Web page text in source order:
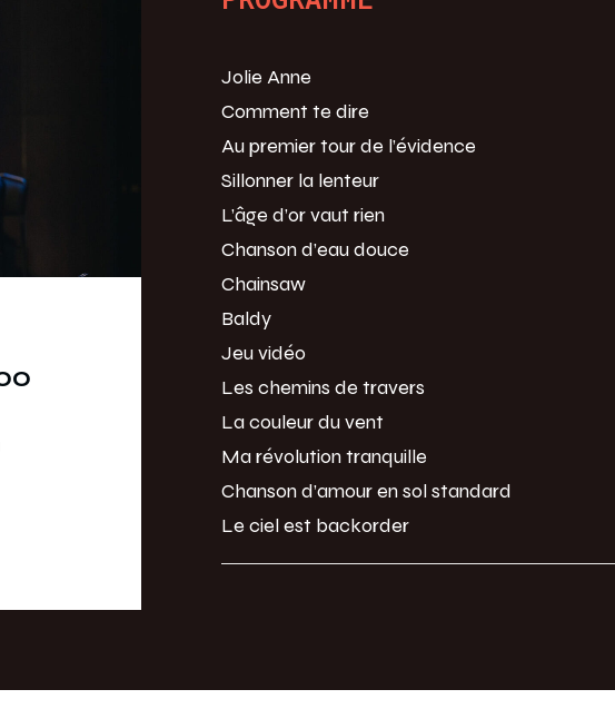
Jolie Anne
Comment te dire
Au premier tour de l’évidence
Sillonner la lenteur
L’âge d’or vaut rien
Chanson d’eau douce
Chainsaw
Baldy
Jeu vidéo
Les chemins de travers
La couleur du vent
Ma révolution tranquille
Chanson d’amour en sol standard
Le ciel est backorder